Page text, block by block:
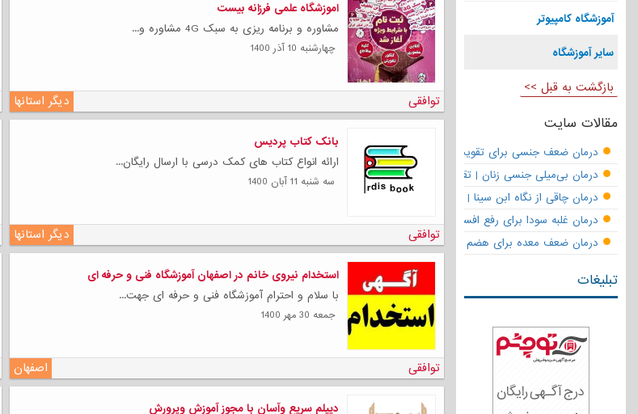
آموزشگاه کامپیوتر
سایر آموزشگاه
بازگشت به قبل >>
مقالات سایت
درمان ضعف جنسی برای تقویت قوای مردانه | تقویت نعوظ و رفع زودانزالی
درمان بی‌میلی جنسی زنان | تقویت قوای جنسی و بازگشت لذت
درمان چاقی از نگاه ابن سینا | نسخه حکما برای کاهش وزن طبیعی
درمان غلبه سودا برای رفع افسردگی
درمان ضعف معده برای هضم قوی
تبلیغات
اموزشگاه علمی فرزانه بیست
مشاوره و برنامه ریزی به سبک 4G مشاوره و...
چهارشنبه 10 آذر 1400
دیگر استانها توافقی
بانک کتاب پردیس
ارائه انواع کتاب های کمک درسی با ارسال رایگان...
سه شنبه 11 آبان 1400
دیگر استانها توافقی
استخدام نیروی خانم در اصفهان آموزشگاه فنی و حرفه ای
با سلام و احترام آموزشگاه فنی و حرفه ای جهت...
جمعه 30 مهر 1400
اصفهان توافقی
دیپلم سریع وآسان با مجوز آموزش وپرورش